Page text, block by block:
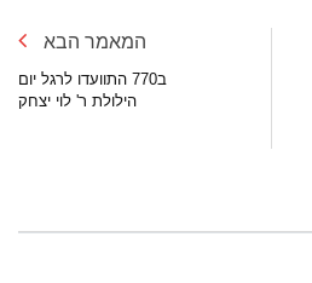
המאמר הבא
ב770 התוועדו לרגל יום
הילולת ר' לוי יצחק